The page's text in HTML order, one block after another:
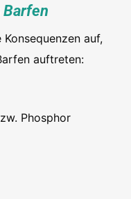
auf,
auftreten:
Phosphor